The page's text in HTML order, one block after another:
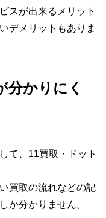
スが出来るメリット
デメリットもありま
分かりにく
て、11買取・ドット
買取の流れなどの記
か分かりません。